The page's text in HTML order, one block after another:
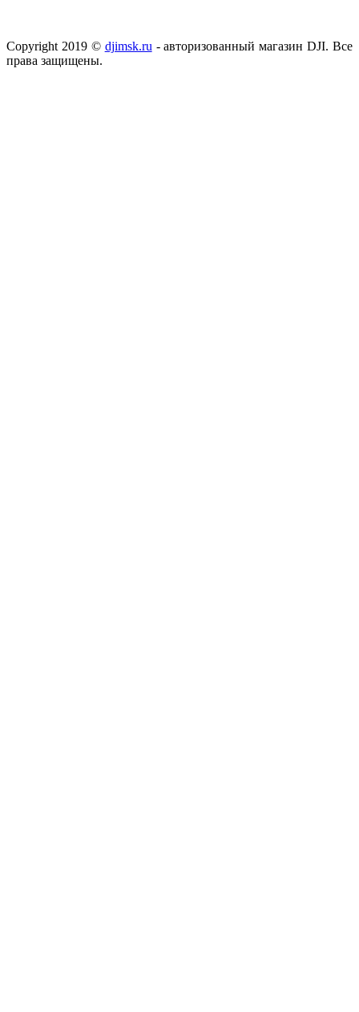
Copyright 2019 © djimsk.ru - авторизованный магазин DJI. Все
права защищены.